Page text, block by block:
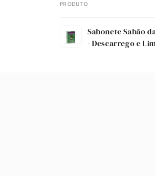
seu
PRODUTO
Sabonete Sabão
- Descarrego e